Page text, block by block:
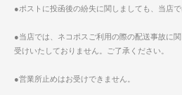
●ポストに投函後の紛失に関しましても、当店
●当店では、ネコポスご利用の際の配送事故に
受けいたしておりません。ご了承ください。
●営業所止めはお受けできません。